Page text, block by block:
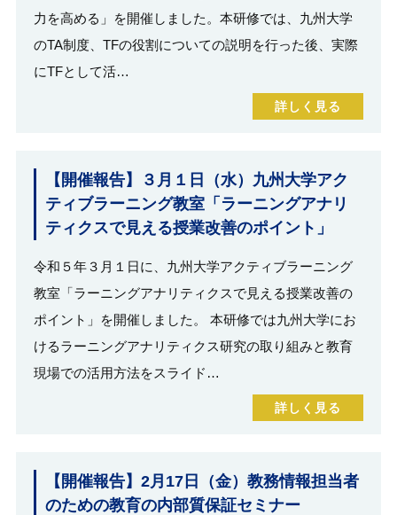
力を高める」を開催しました。本研修では、九州大学
のTA制度、TFの役割についての説明を行った後、実際
にTFとして活…
詳しく見る
【開催報告】３月１日（水）九州大学アク
ティブラーニング教室「ラーニングアナリ
ティクスで見える授業改善のポイント」
令和５年３月１日に、九州大学アクティブラーニング
教室「ラーニングアナリティクスで見える授業改善の
ポイント」を開催しました。 本研修では九州大学にお
けるラーニングアナリティクス研究の取り組みと教育
現場での活用方法をスライド…
詳しく見る
【開催報告】2月17日（金）教務情報担当者
のための教育の内部質保証セミナー